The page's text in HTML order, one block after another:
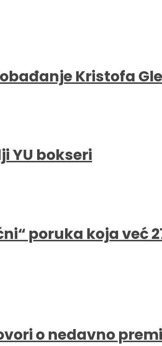
Kristofa
YU bokseri
poruka koja već
o nedavno